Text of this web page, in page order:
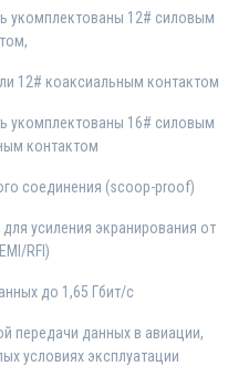
укомплектованы 12# силовым
12# коаксиальным контактом
укомплектованы 16# силовым
контактом
соединения (scoop-proof)
усиления экранирования от
RFI)
до 1,65 Гбит/с
передачи данных в авиации,
условиях эксплуатации